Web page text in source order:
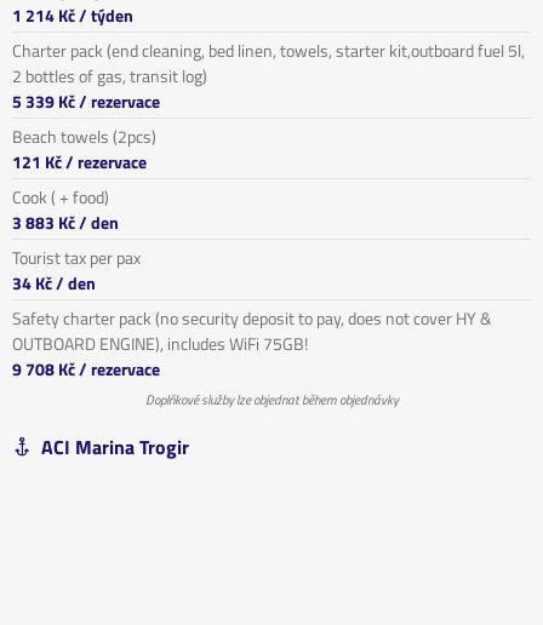
1 214 Kč/ týden
Charter pack (end cleaning, bed linen, towels, starter kit,outboard fuel 5l,
2 bottles of gas, transit log)
5 339 Kč/ rezervace
Beach towels (2pcs)
121 Kč/ rezervace
Cook ( + food)
3 883 Kč/ den
Tourist tax per pax
34 Kč/ den
Safety charter pack (no security deposit to pay, does not cover HY &
OUTBOARD ENGINE), includes WiFi 75GB!
9 708 Kč/ rezervace
Doplňkové služby lze objednat během objednávky
ACI Marina Trogir